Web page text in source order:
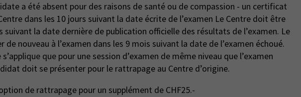
dans les 10 jours suivant la date écrite de l’examen Le Centre doit être
suivant la date dernière de publication officielle des résultats de l’examen. Le
nouveau à l’examen dans les 9 mois suivant la date de l’examen échoué.
que pour une session d’examen de même niveau que l’examen
doit se présenter pour le rattrapage au Centre d’origine.
de rattrapage pour un supplément de CHF25.-